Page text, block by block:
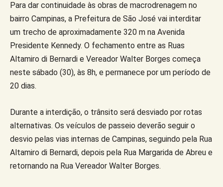
Para dar continuidade às obras de macrodrenagem no
bairro Campinas, a Prefeitura de São José vai interditar
um trecho de aproximadamente 320 m na Avenida
Presidente Kennedy. O fechamento entre as Ruas
Altamiro di Bernardi e Vereador Walter Borges começa
neste sábado (30), às 8h, e permanece por um período de
20 dias.
Durante a interdição, o trânsito será desviado por rotas
alternativas. Os veículos de passeio deverão seguir o
desvio pelas vias internas de Campinas, seguindo pela Rua
Altamiro di Bernardi, depois pela Rua Margarida de Abreu e
retornando na Rua Vereador Walter Borges.